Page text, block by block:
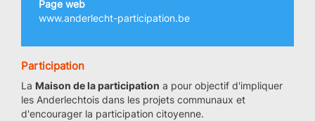
Page web
www.anderlecht-participation.be
Participation
La Maison de la participation a pour objectif d'impliquer
les Anderlechtois dans les projets communaux et
d'encourager la participation citoyenne.